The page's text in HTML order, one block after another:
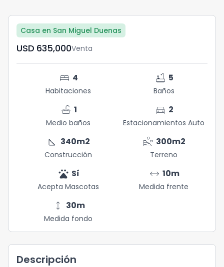
Casa en San Miguel Duenas
USD	635,000Venta
bed 4
Habitaciones
bathtub 5
Baños
faucet 1
Medio baños
directions_car 2
Estacionamientos Auto
square_foot 340m2
Construcción
landslide 300m2
Terreno
pets Sí
Acepta Mascotas
arrow_range 10m
Medida frente
height 30m
Medida fondo
Descripción